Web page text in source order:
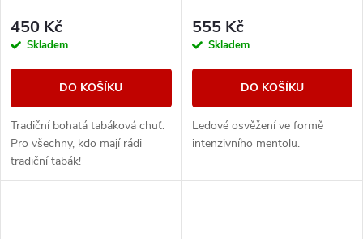
450 Kč
Skladem
DO KOŠÍKU
Tradiční bohatá tabáková chuť.
Pro všechny, kdo mají rádi
tradiční tabák!
555 Kč
Skladem
DO KOŠÍKU
Ledové osvěžení ve formě
intenzivního mentolu.